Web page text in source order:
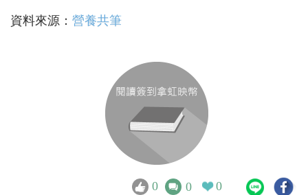
資料來源： 營養共筆
0 0 0